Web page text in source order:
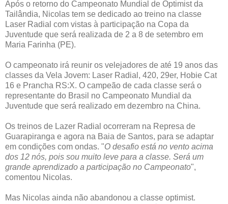
Após o retorno do Campeonato Mundial de Optimist da
Tailândia, Nicolas tem se dedicado ao treino na classe
Laser Radial com vistas à participação na Copa da
Juventude que será realizada de 2 a 8 de setembro em
Maria Farinha (PE).
O campeonato irá reunir os velejadores de até 19 anos das
classes da Vela Jovem: Laser Radial, 420, 29er, Hobie Cat
16 e Prancha RS:X. O campeão de cada classe será o
representante do Brasil no Campeonato Mundial da
Juventude que será realizado em dezembro na China.
Os treinos de Lazer Radial ocorreram na Represa de
Guarapiranga e agora na Baia de Santos, para se adaptar
em condições com ondas. "O desafio está no vento acima
dos 12 nós, pois sou muito leve para a classe. Será um
grande aprendizado a participação no Campeonato",
comentou Nicolas.
Mas Nicolas ainda não abandonou a classe optimist.